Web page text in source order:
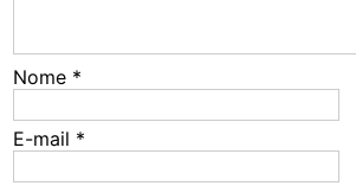
Nome *
E-mail *